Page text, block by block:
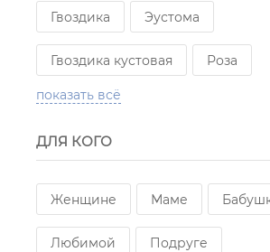
Гвоздика Эустома
Гвоздика кустовая Роза
Эвкалипт
Львиный зев
Роза французская Орхидея
показать всё
ДЛЯ КОГО
Женщине Маме
Любимой Подруге